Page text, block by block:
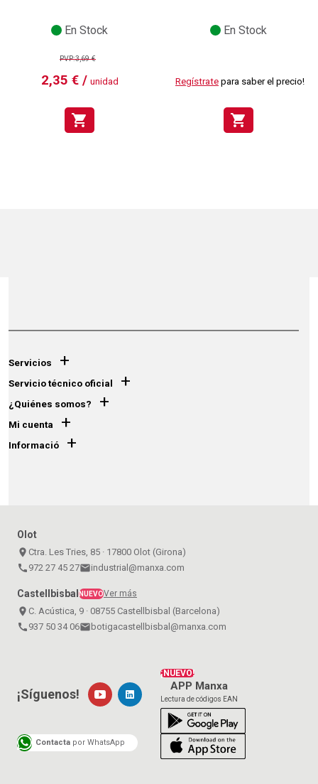
En Stock
PVP:3,69 €
2,35 € / unidad
shopping_cart
En Stock
Regístrate para saber el precio!
shopping_cart
Servicios +
Servicio técnico oficial +
¿Quiénes somos? +
Mi cuenta +
Informació +
Olot
place Ctra. Les Tries, 85 · 17800 Olot (Girona)
call 972 27 45 27emailindustrial@manxa.com
Castellbisbal NUEVOVer más
place C. Acústica, 9 · 08755 Castellbisbal (Barcelona)
call 937 50 34 06email botigacastellbisbal@manxa.com
¡NUEVO!
APP Manxa
Lectura de códigos EAN
¡Síguenos!
Contacta por WhatsApp